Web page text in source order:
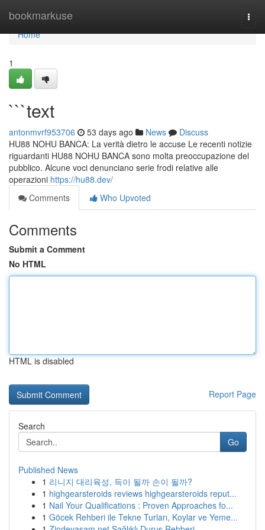
bookmarkuse
Home
Home
1
```text
antonmvrf953706 53 days ago News
Discuss
HU88 NOHU BANCA: La verità dietro le accuse Le recenti notizie
riguardanti HU88 NOHU BANCA sono molta preoccupazione del
pubblico. Alcune voci denunciano serie frodi relative alle
operazioni https://hu88.dev/
Comments
Who Upvoted
Comments
Submit a Comment
No HTML
HTML is disabled
Report Page
Search
Go
Published News
1 리니지 대리육성, 득이 될까 손이 될까?
1 highgearsteroids reviews highgearsteroids reput...
1 Nail Your Qualifications : Proven Approaches fo...
1 Göcek Rehberi ile Tekne Turları, Koylar ve Yeme...